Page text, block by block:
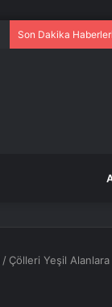
Son Dakika Haberleri
/ Çölleri Yeşil